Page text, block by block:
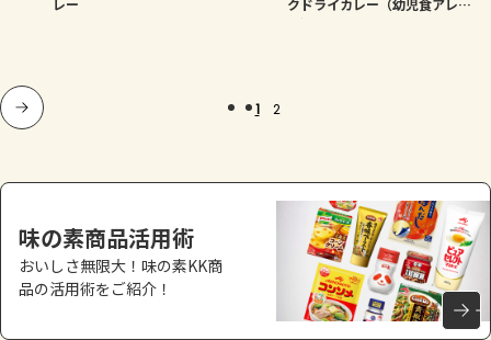
レー
クドライカレー（幼児食アレン
ジ）
1 2
味の素商品活用術
おいしさ無限大！味の素KK商
品の活用術をご紹介！